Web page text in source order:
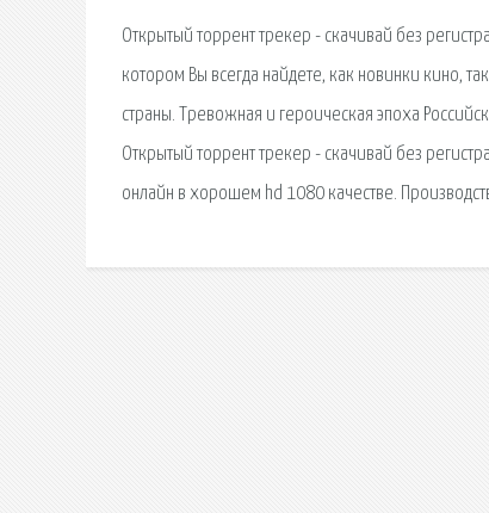
Открытый торрент трекер - скачивай без
котором Вы всегда найдете, как новинки кино,
страны. Тревожная и героическая эпоха
Открытый торрент трекер - скачивай без
онлайн в хорошем hd 1080 качестве.